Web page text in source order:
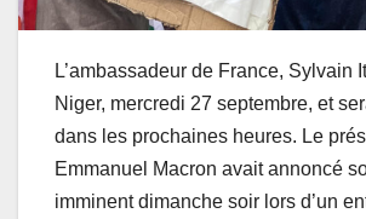
L’ambassadeur de France, Sylvain
Niger, mercredi 27 septembre, et
dans les prochaines heures. Le
Emmanuel Macron avait annoncé
imminent dimanche soir lors d’un